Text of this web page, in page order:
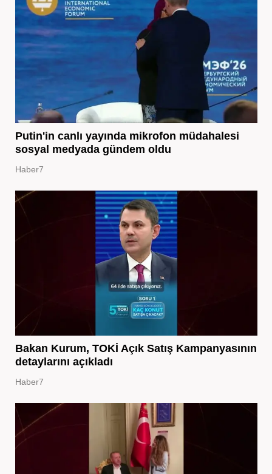
Putin'in canlı yayında mikrofon müdahalesi
sosyal medyada gündem oldu
Haber7
Bakan Kurum, TOKİ Açık Satış Kampanyasının
detaylarını açıkladı
Haber7